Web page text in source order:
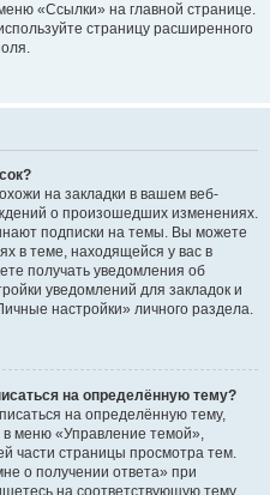
«Ссылки» на главной странице.
страницу расширенного
на закладки в вашем веб-
о произошедших изменениях.
подписки на темы. Вы можете
в теме, находящейся у вас в
получать уведомления об
уведомлений для закладок и
настройки» личного раздела.
на определённую тему?
на определённую тему,
меню «Управление темой»,
части страницы просмотра тем.
о получении ответа» при
на соответствующую тему.